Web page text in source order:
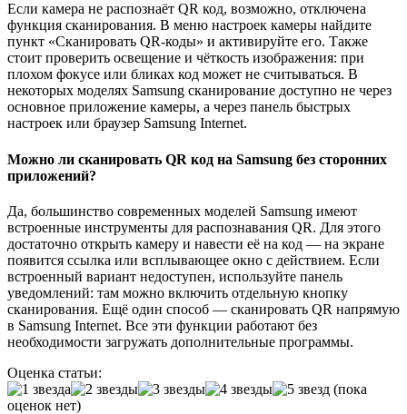
Если камера не распознаёт QR код, возможно, отключена
функция сканирования. В меню настроек камеры найдите
пункт «Сканировать QR-коды» и активируйте его. Также
стоит проверить освещение и чёткость изображения: при
плохом фокусе или бликах код может не считываться. В
некоторых моделях Samsung сканирование доступно не через
основное приложение камеры, а через панель быстрых
настроек или браузер Samsung Internet.
Можно ли сканировать QR код на Samsung без сторонних
приложений?
Да, большинство современных моделей Samsung имеют
встроенные инструменты для распознавания QR. Для этого
достаточно открыть камеру и навести её на код — на экране
появится ссылка или всплывающее окно с действием. Если
встроенный вариант недоступен, используйте панель
уведомлений: там можно включить отдельную кнопку
сканирования. Ещё один способ — сканировать QR напрямую
в Samsung Internet. Все эти функции работают без
необходимости загружать дополнительные программы.
Оценка статьи:
(пока
оценок нет)